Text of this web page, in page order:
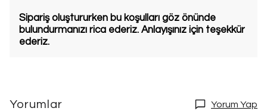
Sipariş oluştururken bu koşulları göz önünde
bulundurmanızı rica ederiz. Anlayışınız için teşekkür
ederiz.
Yorumlar Yorum Yap